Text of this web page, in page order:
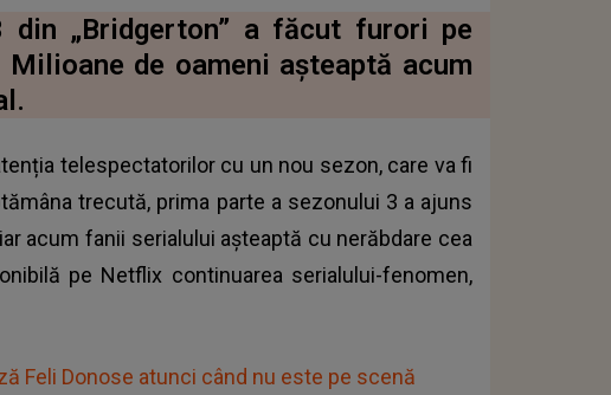
„Bridgerton” a făcut furori pe
de oameni așteaptă acum
telespectatorilor cu un nou sezon, care va fi
trecută, prima parte a sezonului 3 a ajuns
acum fanii serialului așteaptă cu nerăbdare cea
pe Netflix continuarea serialului-fenomen,
Feli Donose atunci când nu este pe scenă